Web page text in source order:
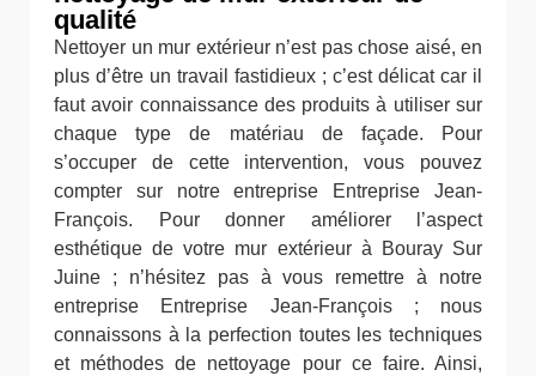
qualité
Nettoyer un mur extérieur n’est pas chose aisé, en
plus d’être un travail fastidieux ; c’est délicat car il
faut avoir connaissance des produits à utiliser sur
chaque type de matériau de façade. Pour
s’occuper de cette intervention, vous pouvez
compter sur notre entreprise Entreprise Jean-
François. Pour donner améliorer l’aspect
esthétique de votre mur extérieur à Bouray Sur
Juine ; n’hésitez pas à vous remettre à notre
entreprise Entreprise Jean-François ; nous
connaissons à la perfection toutes les techniques
et méthodes de nettoyage pour ce faire. Ainsi,